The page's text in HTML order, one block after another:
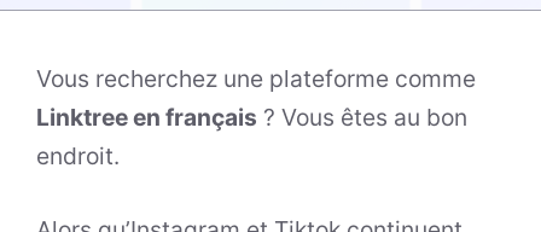
Vous recherchez une plateforme comme
Linktree en français ? Vous êtes au bon
endroit.